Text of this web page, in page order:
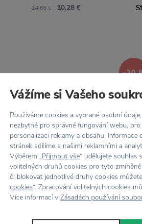
14,68 € 10,28 €
-20 % S KÓDOM: LETO2026
Nákupná taška The
Swan by Hilma af Klint
−30
Vážíme si Vašeho
Používáme cookies a vybrané osobní
nezbytné pro správné fungování webu,
personalizaci reklamy a obsahu. Informace
stránek sdílíme s našimi reklamními a
Výběrem „Přijmout vše“ udělujete souhlas
volitelných druhů cookies pro tyto
či blokovat jednotlivé druhy cookies
cookies“. Zpracování volitelných cookies
Více informací v Zásadách používání